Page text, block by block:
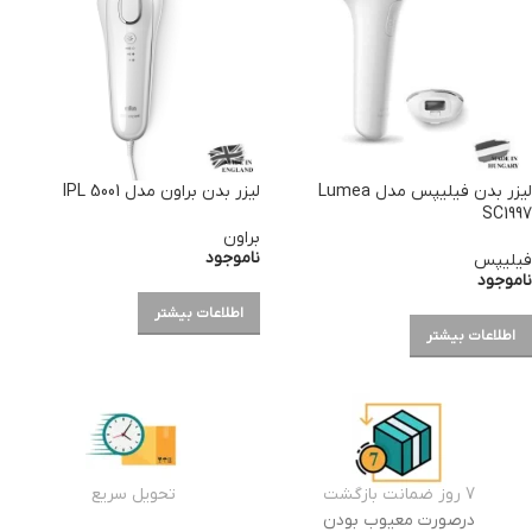
لیزر بدن فیلیپس مدل Lumea
SC1997
فیلیپس
ناموجود
اطلاعات بیشتر
لیزر بدن براون مدل IPL 5001
براون
ناموجود
اطلاعات بیشتر
7 روز ضمانت بازگشت
درصورت معیوب بودن
تحویل سریع